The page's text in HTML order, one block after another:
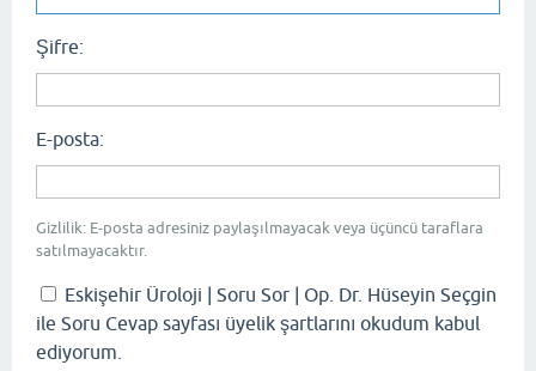
Şifre:
E-posta:
Gizlilik: E-posta adresiniz paylaşılmayacak veya üçüncü taraflara
satılmayacaktır.
Eskişehir Üroloji | Soru Sor | Op. Dr. Hüseyin Seçgin
ile Soru Cevap sayfası üyelik şartlarını okudum kabul
ediyorum.